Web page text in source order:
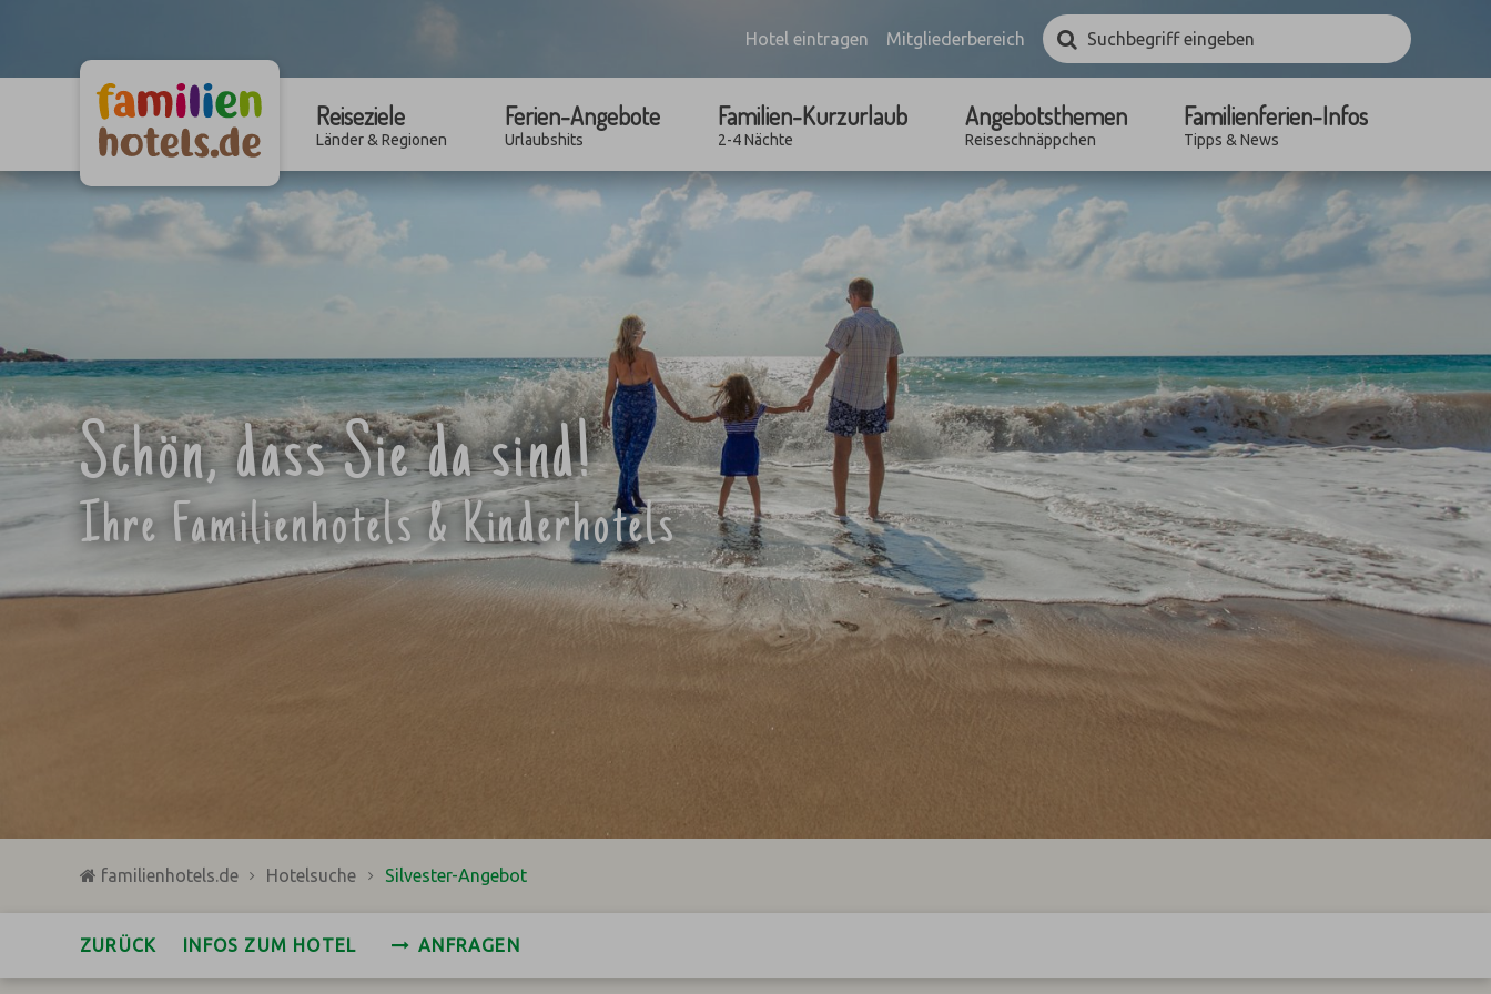
Hotel eintragen Mitgliederbereich
Suchbegriff
eingebenSuchen
Reiseziele
Länder & Regionen
Ferien-Angebote
Urlaubshits
Familien-Kurzurlaub
2-4 Nächte
Angebotsthemen
Reiseschnäppchen
Familienferien-Infos
Tipps & News
Schön, dass Sie da sind!
Ihre Familienhotels & Kinderhotels
familienhotels.de Hotelsuche Silvester-Angebot
ZURÜCK INFOS ZUM HOTEL ANFRAGEN